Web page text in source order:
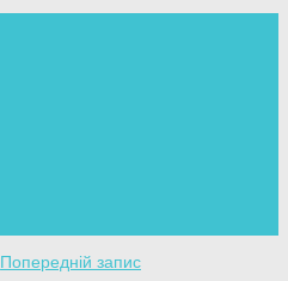
Попередній запис